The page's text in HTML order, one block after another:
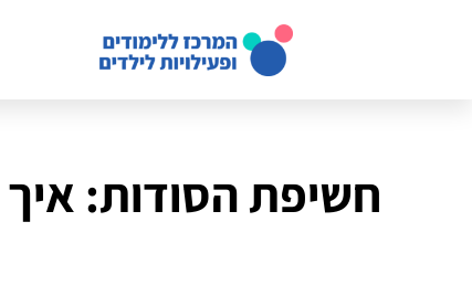
חשיפת הסודות: